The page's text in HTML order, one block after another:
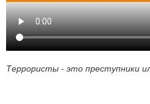
Террористы - это преступники